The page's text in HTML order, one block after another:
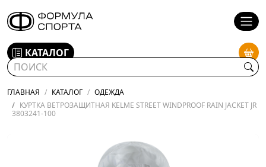
КАТАЛОГ
ГЛАВНАЯ КАТАЛОГ
ОДЕЖДА
КУРТКА ВЕТРОЗАЩИТНАЯ KELME STREET WINDPROOF RAIN JACKET JR
3803241-100